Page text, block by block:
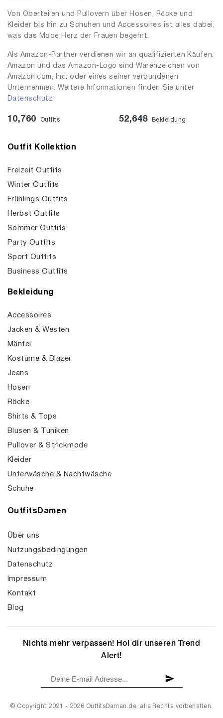
Von Oberteilen und Pullovern über Hosen, Röcke und
Kleider bis hin zu Schuhen und Accessoires ist alles dabei,
was das Mode Herz der Frauen begehrt.
Als Amazon-Partner verdienen wir an qualifizierten Käufen.
Amazon und das Amazon-Logo sind Warenzeichen von
Amazon.com, Inc. oder eines seiner verbundenen
Unternehmen. Weitere Informationen finden Sie unter
Datenschutz
10,760 Outfits 52,648 Bekleidung
Outfit Kollektion
Freizeit Outfits
Winter Outfits
Frühlings Outfits
Herbst Outfits
Sommer Outfits
Party Outfits
Sport Outfits
Business Outfits
Bekleidung
Accessoires
Jacken & Westen
Mäntel
Kostüme & Blazer
Jeans
Hosen
Röcke
Shirts & Tops
Blusen & Tuniken
Pullover & Strickmode
Kleider
Unterwäsche & Nachtwäsche
Schuhe
OutfitsDamen
Über uns
Nutzungsbedingungen
Datenschutz
Impressum
Kontakt
Blog
© Copyright 2021 - 2026 OutfitsDamen.de, alle Rechte vorbehalten.
Nichts mehr verpassen! Hol dir unseren Trend
Alert!